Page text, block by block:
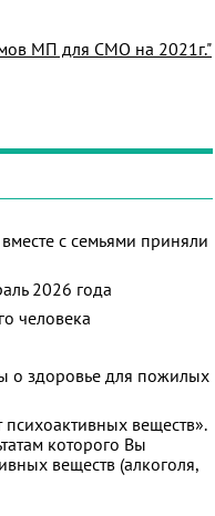
МП для СМО на 2021г."
с семьями приняли
2026 года
человека
о здоровье для пожилых
психоактивных веществ».
которого Вы
веществ (алкоголя,